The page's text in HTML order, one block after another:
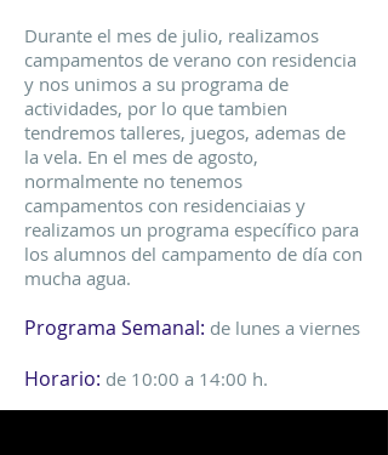
Durante el mes de julio, realizamos
campamentos de verano con residencia
y nos unimos a su programa de
actividades, por lo que tambien
tendremos talleres, juegos, ademas de
la vela. En el mes de agosto,
normalmente no tenemos
campamentos con residenciaias y
realizamos un programa específico para
los alumnos del campamento de día con
mucha agua.
Programa Semanal: de lunes a viernes
Horario: de 10:00 a 14:00 h.